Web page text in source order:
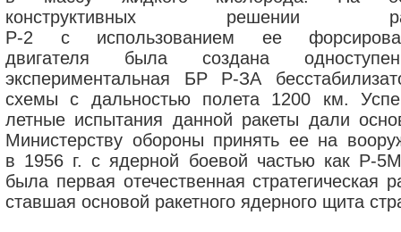
конструктивных решении
Р-2 с использованием ее
двигателя была создана
экспериментальная БР Р-ЗА
схемы с дальностью полета 1200 км.
летные испытания данной ракеты дали
Министерству обороны принять ее на
в 1956 г. с ядерной боевой частью как Р-
была первая отечественная стратегическая
ставшая основой ракетного ядерного щита